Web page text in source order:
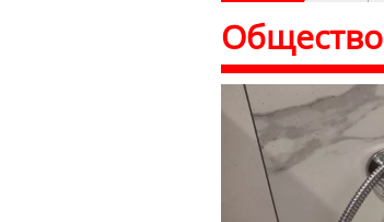
Общество